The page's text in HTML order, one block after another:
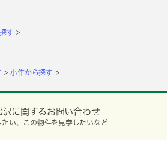
す
小作から探す
沢に関するお問い合わせ
たい、この物件を見学したいなど